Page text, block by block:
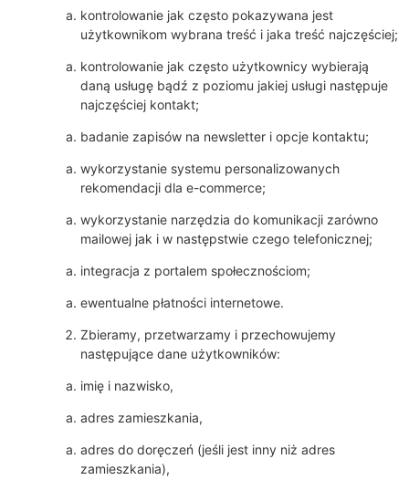
kontrolowanie jak często pokazywana jest
użytkownikom wybrana treść i jaka treść najczęściej;
kontrolowanie jak często użytkownicy wybierają
daną usługę bądź z poziomu jakiej usługi następuje
najczęściej kontakt;
badanie zapisów na newsletter i opcje kontaktu;
wykorzystanie systemu personalizowanych
rekomendacji dla e-commerce;
wykorzystanie narzędzia do komunikacji zarówno
mailowej jak i w następstwie czego telefonicznej;
integracja z portalem społecznościom;
ewentualne płatności internetowe.
Zbieramy, przetwarzamy i przechowujemy
następujące dane użytkowników:
imię i nazwisko,
adres zamieszkania,
adres do doręczeń (jeśli jest inny niż adres
zamieszkania),